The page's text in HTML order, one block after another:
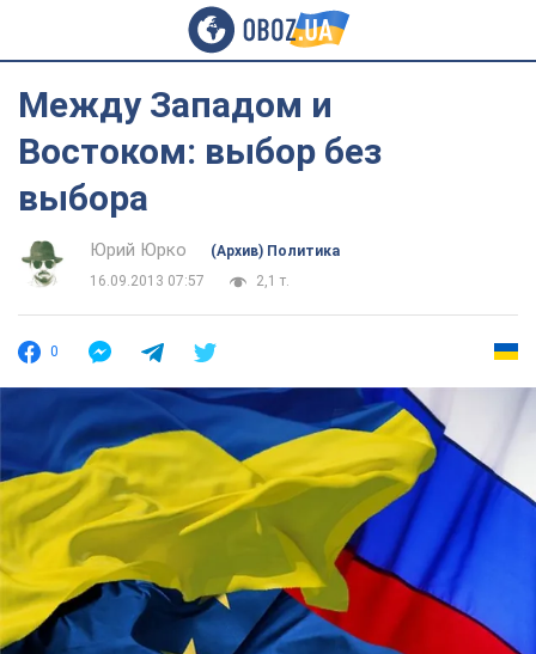
Между Западом и
Востоком: выбор без
выбора
Юрий Юрко
(Архив) Политика
16.09.2013 07:57
2,1 т.
0